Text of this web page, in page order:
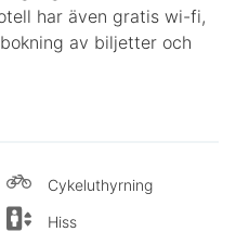
har även gratis wi-fi,
av biljetter och
Cykeluthyrning
Hiss